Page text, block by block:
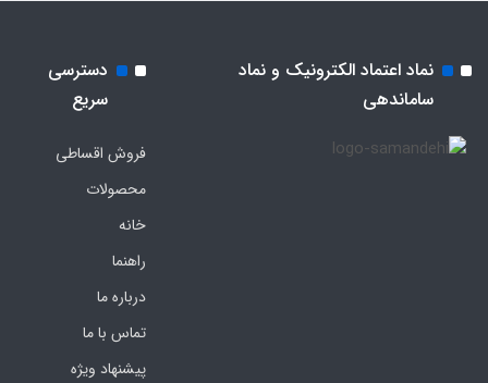
نماد اعتماد الکترونیک و نماد
ساماندهی
دسترسی
سریع
فروش اقساطی
محصولات
خانه
راهنما
درباره ما
تماس با ما
پیشنهاد ویژه